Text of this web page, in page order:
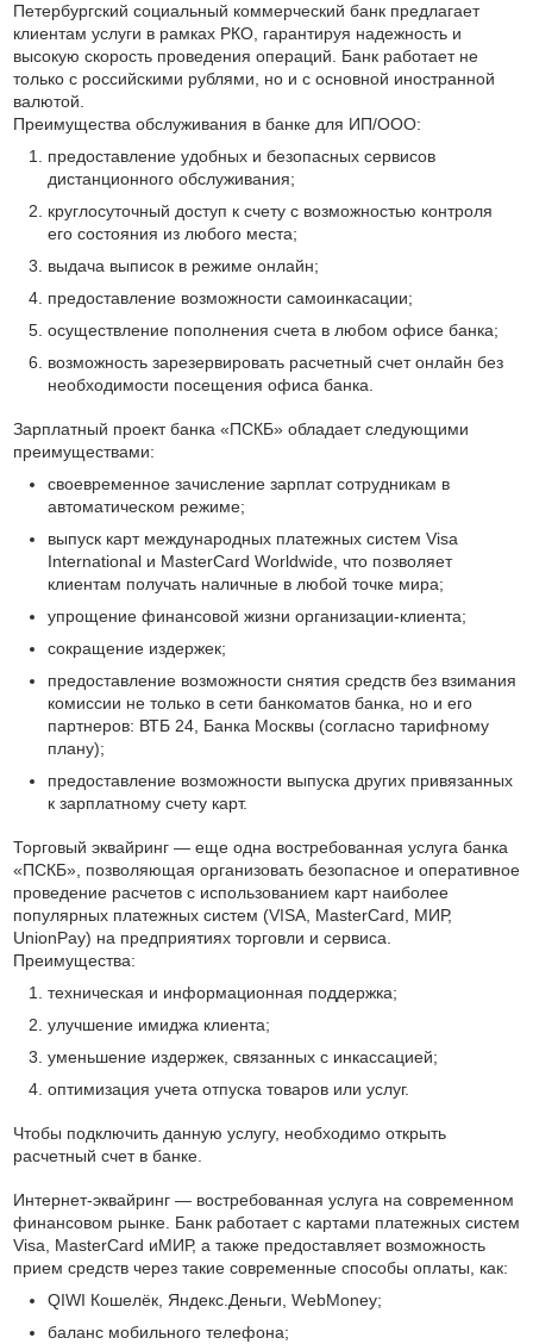
Петербургский социальный коммерческий банк предлагает
клиентам услуги в рамках РКО, гарантируя надежность и
высокую скорость проведения операций. Банк работает не
только с российскими рублями, но и с основной иностранной
валютой.
Преимущества обслуживания в банке для ИП/ООО:
предоставление удобных и безопасных сервисов
дистанционного обслуживания;
круглосуточный доступ к счету с возможностью контроля
его состояния из любого места;
выдача выписок в режиме онлайн;
предоставление возможности самоинкасации;
осуществление пополнения счета в любом офисе банка;
возможность зарезервировать расчетный счет онлайн без
необходимости посещения офиса банка.
Зарплатный проект банка «ПСКБ» обладает следующими
преимуществами:
своевременное зачисление зарплат сотрудникам в
автоматическом режиме;
выпуск карт международных платежных систем Visa
International и MasterCard Worldwide, что позволяет
клиентам получать наличные в любой точке мира;
упрощение финансовой жизни организации-клиента;
сокращение издержек;
предоставление возможности снятия средств без взимания
комиссии не только в сети банкоматов банка, но и его
партнеров: ВТБ 24, Банка Москвы (согласно тарифному
плану);
предоставление возможности выпуска других привязанных
к зарплатному счету карт.
Торговый эквайринг — еще одна востребованная услуга банка
«ПСКБ», позволяющая организовать безопасное и оперативное
проведение расчетов с использованием карт наиболее
популярных платежных систем (VISA, MasterCard, МИР,
UnionPay) на предприятиях торговли и сервиса.
Преимущества:
техническая и информационная поддержка;
улучшение имиджа клиента;
уменьшение издержек, связанных с инкассацией;
оптимизация учета отпуска товаров или услуг.
Чтобы подключить данную услугу, необходимо открыть
расчетный счет в банке.
Интернет-эквайринг — востребованная услуга на современном
финансовом рынке. Банк работает с картами платежных систем
Visa, MasterCard иМИР, а также предоставляет возможность
прием средств через такие современные способы оплаты, как:
QIWI Кошелёк, Яндекс.Деньги, WebMoney;
баланс мобильного телефона;